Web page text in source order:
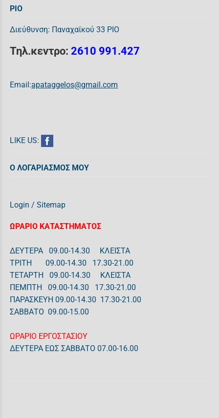
ΡΙΟ
Διεύθυνση: Παναχαϊκού 33 ΡΙΟ
Τηλ.κεντρο: 2610 991.427
Email:apataggelos@gmail.com
LIKE US:
Ο ΛΟΓΑΡΙΑΣΜΟΣ ΜΟΥ
Login / Sitemap
ΩΡΑΡΙΟ ΚΑΤΑΣΤΗΜΑΤΟΣ
ΔΕΥΤΕΡΑ 09.00-14.30 ΚΛΕΙΣΤΑ
ΤΡΙΤΗ 09.00-14.30 17.30-21.00
ΤΕΤΑΡΤΗ 09.00-14.30 ΚΛΕΙΣΤΑ
ΠΕΜΠΤΗ 09.00-14.30 17.30-21.00
ΠΑΡΑΣΚΕΥΗ 09.00-14.30 17.30-21.00
ΣΑΒΒΑΤΟ 09.00-15.00
ΩΡΑΡΙΟ ΕΡΓΟΣΤΑΣΙΟΥ
ΔΕΥΤΕΡΑ ΕΩΣ ΣΑΒΒΑΤΟ 07.00-16.00